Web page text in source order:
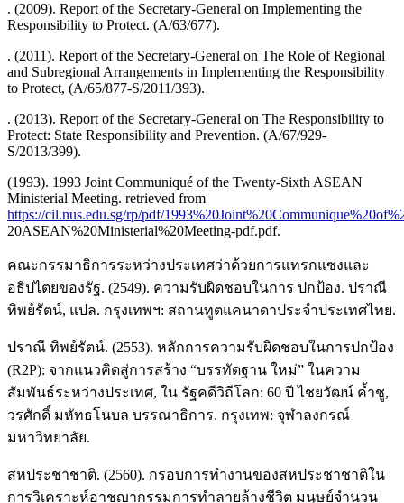
. (2009). Report of the Secretary-General on Implementing the
Responsibility to Protect. (A/63/677).
. (2011). Report of the Secretary-General on The Role of Regional
and Subregional Arrangements in Implementing the Responsibility
to Protect, (A/65/877-S/2011/393).
. (2013). Report of the Secretary-General on The Responsibility to
Protect: State Responsibility and Prevention. (A/67/929-
S/2013/399).
(1993). 1993 Joint Communiqué of the Twenty-Sixth ASEAN
Ministerial Meeting. retrieved from
https://cil.nus.edu.sg/rp/pdf/
20ASEAN%20Ministerial%20Meeting-pdf.pdf.
คณะกรรมาธิการระหว่างประเทศว่าด้วยการแทรกแซงและ
อธิปไตยของรัฐ. (2549). ความรับผิดชอบในการ ปกป้อง. ปราณี
ทิพย์รัตน์, แปล. กรุงเทพฯ: สถานทูตแคนาดาประจำประเทศไทย.
ปราณี ทิพย์รัตน์. (2553). หลักการความรับผิดชอบในการปกป้อง
(R2P): จากแนวคิดสู่การสร้าง “บรรทัดฐาน ใหม่” ในความ
สัมพันธ์ระหว่างประเทศ, ใน รัฐคดีวิถีโลก: 60 ปี ไชยวัฒน์ ค้ำชู,
วรศักดิ์ มหัทธโนบล บรรณาธิการ. กรุงเทพ: จุฬาลงกรณ์
มหาวิทยาลัย.
สหประชาชาติ. (2560). กรอบการทำงานของสหประชาชาติใน
การวิเคราะห์อาชญากรรมการทำลายล้างชีวิต มนุษย์จำนวน